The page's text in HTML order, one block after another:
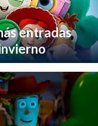
entradas